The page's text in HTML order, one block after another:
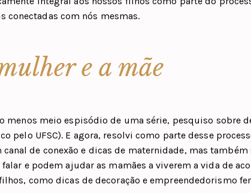
com nós mesmas.
e a mãe
meio espisódio de uma série, pesquiso sobre
pelo UFSC). E agora, resolvi como parte desse
de conexão e dicas de maternidade, mas também
e podem ajudar as mamães a viverem a vida de
como dicas de decoração e empreendedorismo